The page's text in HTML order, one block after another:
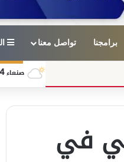
برامجنا تواصل معنا
صنعاء
في